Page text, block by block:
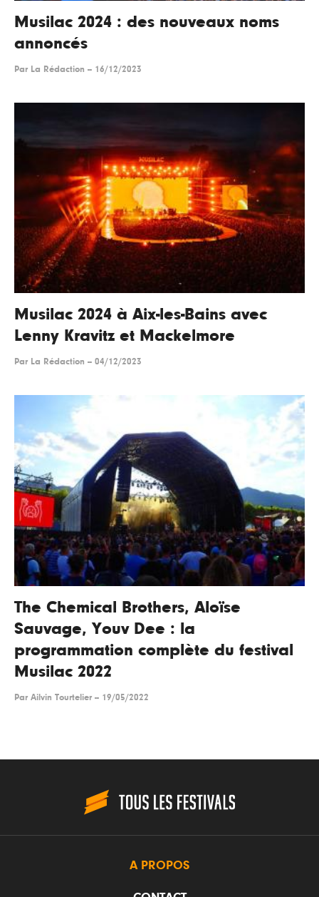
Musilac 2024 : des nouveaux noms
annoncés
Par La Rédaction -- 16/12/2023
Musilac 2024 à Aix-les-Bains avec
Lenny Kravitz et Mackelmore
Par La Rédaction -- 04/12/2023
The Chemical Brothers, Aloïse
Sauvage, Youv Dee : la
programmation complète du festival
Musilac 2022
Par Ailvin Tourtelier -- 19/05/2022
A PROPOS